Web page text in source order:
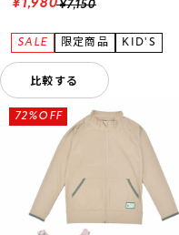
¥7,150
¥1,980
比較する
72%OFF